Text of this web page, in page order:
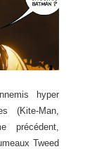
hyper
(Kite-Man,
précédent,
Tweed